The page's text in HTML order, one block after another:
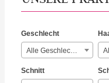
Geschlecht
Alle Geschlechter
Schnitt